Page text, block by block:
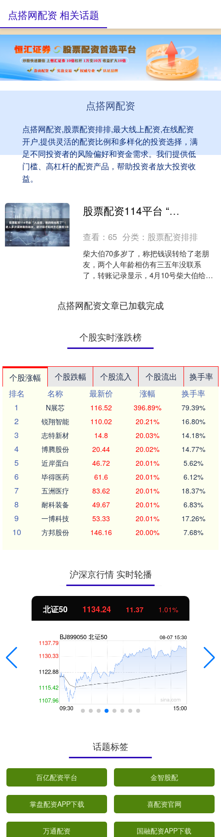
点搭网配资
点搭网配资,股票配资排排,最大线上配资,在线配资
开户,提供灵活的配资比例和多样化的投资选择，满
足不同投资者的风险偏好和资金需求。我们提供低
门槛、高杠杆的配资产品，帮助投资者放大投资收
益。
点搭网配资 相关话题
股票配资114平台 “人去世，我的钱也死了”！老人多次误转账给朋友，欲讨回才知对方已离世3年
查看：65 分类： 股票配资排排
柴大伯70多岁了，称把钱误转给了老朋
友，两个人年龄相仿有三五年没联系
了，转账记录显示，4月10号柴大伯给对
点搭网配资文章已加载完成
个股实时涨跌榜
个股涨幅 个股跌幅 个股流入 个股流出
换手率
排名
名称 最新价 涨幅
换手率
1
N展芯 116.52 396.89% 79.39%
2 锐翔智能 110.02 20.21% 16.80%
3 志特新材 14.8 20.03% 14.18%
4 博腾股份 20.44 20.02% 14.77%
5 近岸蛋白 46.72 20.01% 5.62%
6 毕得医药 61.6 20.01% 6.12%
7 五洲医疗 83.62 20.01% 18.37%
8 耐科装备 49.67 20.01% 6.83%
9 一博科技 53.33 20.01% 17.26%
10 方邦股份 146.16 20.00% 7.68%
沪深京行情 实时轮播
北证50 1134.24 11.37 1.01%
话题标签
百亿配资平台 金智股配
掌盘配资APP下载 喜配资官网
万通配资 国融配资APP下载